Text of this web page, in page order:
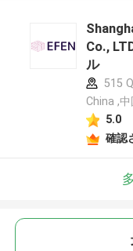
Co.,
ル
515
China ,中
5.0
確認